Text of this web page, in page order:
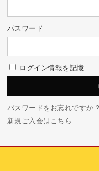
パスワード
ログイン情報を記憶
パスワードをお忘れですか ?
新規ご入会はこちら